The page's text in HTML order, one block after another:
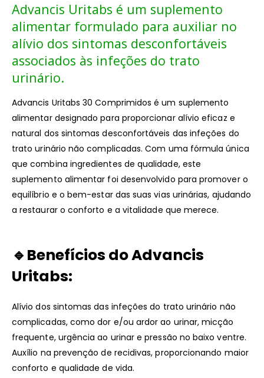
Advancis Uritabs é um suplemento
alimentar formulado para auxiliar no
alívio dos sintomas desconfortáveis
associados às infeções do trato
urinário.
Advancis Uritabs 30 Comprimidos é um suplemento
alimentar designado para proporcionar alívio eficaz e
natural dos sintomas desconfortáveis das infeções do
trato urinário não complicadas. Com uma fórmula única
que combina ingredientes de qualidade, este
suplemento alimentar foi desenvolvido para promover o
equilíbrio e o bem-estar das suas vias urinárias, ajudando
a restaurar o conforto e a vitalidade que merece.
🔹Benefícios do Advancis
Uritabs:
Alívio dos sintomas das infeções do trato urinário não
complicadas, como dor e/ou ardor ao urinar, micção
frequente, urgência ao urinar e pressão no baixo ventre.
Auxílio na prevenção de recidivas, proporcionando maior
conforto e qualidade de vida.